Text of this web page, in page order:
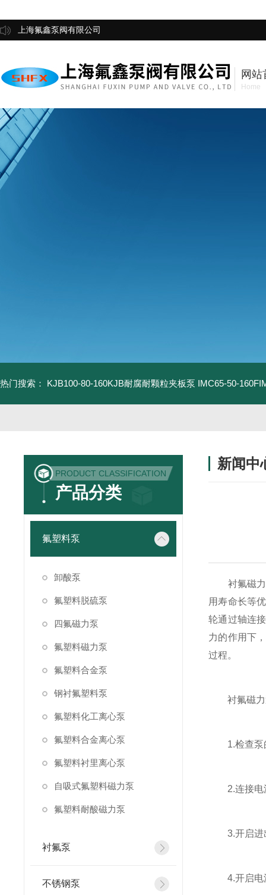
上海氟鑫泵阀有限公司
网站
Home
热门搜索： KJB100-80-160KJB耐腐耐颗粒夹板泵 IMC65-50-
PRODUCT CLASSIFICATION
产品分类
氟塑料泵
卸酸泵
氟塑料脱硫泵
四氟磁力泵
氟塑料磁力泵
氟塑料合金泵
钢衬氟塑料泵
氟塑料化工离心泵
氟塑料合金离心泵
氟塑料衬里离心泵
自吸式氟塑料磁力泵
氟塑料耐酸磁力泵
衬氟泵
不锈钢泵
新闻中
衬氟磁力泵
用寿命长等
轮通过轴连
力的作用下
过程。
衬氟磁力
1.检查泵的
2.连接电源
3.开启进
4.开启电源